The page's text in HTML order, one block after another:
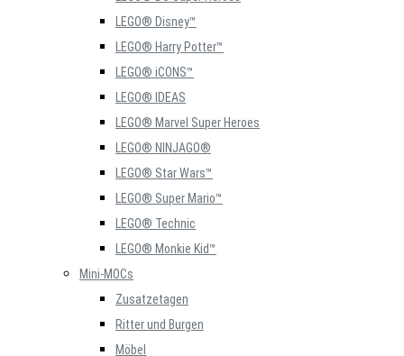
LEGO® Disney™
LEGO® Harry Potter™
LEGO® iCONS™
LEGO® IDEAS
LEGO® Marvel Super Heroes
LEGO® NINJAGO®
LEGO® Star Wars™
LEGO® Super Mario™
LEGO® Technic
LEGO® Monkie Kid™
Mini-MOCs
Zusatzetagen
Ritter und Burgen
Möbel